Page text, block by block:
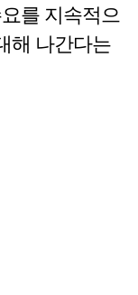
를 지속적으
해 나간다는